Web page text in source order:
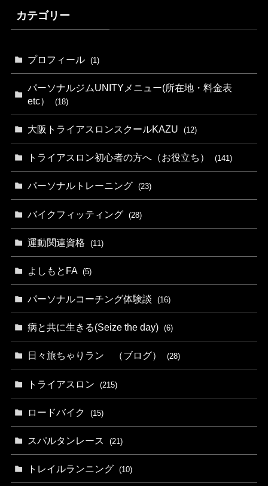
カテゴリー
プロフィール (1)
パーソナルジムUNITYメニュー(所在地・料金表
etc）
(18)
大阪トライアスロンスクールKAZU (12)
トライアスロン初心者の方へ（お役立ち） (141)
パーソナルトレーニング (23)
バイクフィッティング (28)
運動関連資格 (11)
よしもとFA (5)
パーソナルコーチング体験談 (16)
病と共に生きる(Seize the day) (6)
日々旅ちゃりラン （ブログ） (28)
トライアスロン (215)
ロードバイク (15)
スパルタンレース (21)
トレイルランニング (10)